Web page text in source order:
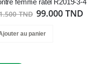
femme ratel R2019-3-4
TND 99.000 TND
au panier